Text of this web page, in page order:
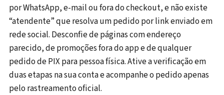
por WhatsApp, e-mail ou fora do checkout, e não existe
“atendente” que resolva um pedido por link enviado em
rede social. Desconfie de páginas com endereço
parecido, de promoções fora do app e de qualquer
pedido de PIX para pessoa física. Ative a verificação em
duas etapas na sua conta e acompanhe o pedido apenas
pelo rastreamento oficial.